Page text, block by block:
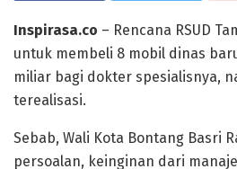
Inspirasa.co – Rencana RSUD
untuk membeli 8 mobil dinas
miliar bagi dokter spesialisnya,
terealisasi.
Sebab, Wali Kota Bontang Basri
persoalan, keinginan dari